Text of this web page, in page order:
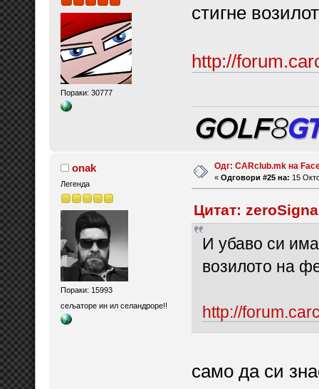
Пораки: 30777
стигне
http://
onak
Легенда
Пораки: 15993
сељаторе ин ил селандроре!!
Одг: CARclub.mk на
« Одговори #25 на: 15
Цитат:
И убаво си има
возилото на
http://
само да си